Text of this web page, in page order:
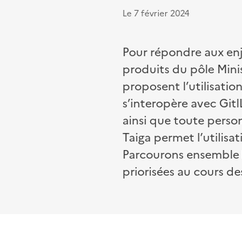
Le7 février 2024
Pour répondre aux
produits du pôle
proposent
s’interopère avec
ainsi que toute
Taiga permet
Parcourons
priorisées au cours